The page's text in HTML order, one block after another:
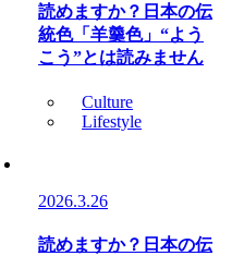
読めますか？日本の伝
統色「羊羹色」“よう
こう”とは読みません
Culture
Lifestyle
2026.3.26
読めますか？日本の伝